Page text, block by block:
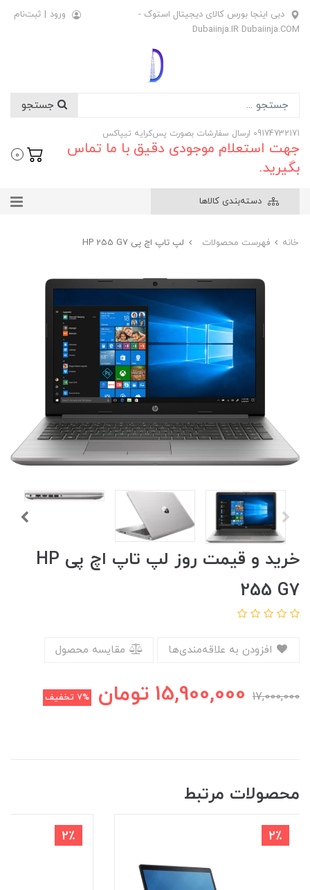
دبی اینجا بورس کالای دیجیتال استوک -
Dubaiinja.IR Dubaiinja.COM
ورود | ثبت‌نام
09174732171 ارسال سفارشات بصورت پس‌کرایه تیپاکس
جهت استعلام موجودی دقیق با ما تماس
بگیرید.
0
دسته‌بندی کالاها
خانه فهرست محصولات لپ تاپ اچ پی HP 255 G7
خرید و قیمت روز لپ تاپ اچ پی HP
255 G7
مقایسه محصول
17,000,000
15,900,000 تومان 7% تخفیف
محصولات مرتبط
2٪ 2٪